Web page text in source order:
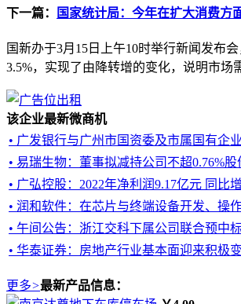
下一篇： 国家统计局：今年在扩大消费方
国新办于3月15日上午10时举行新闻发布
3.5%，实现了由降转增的变化，说明市场
该企业最新微商机
• 广发银行与广州市国资委及市属国有企
• 易瑞生物：董事拟减持公司不超0.76%股
• ​广弘控股：2022年净利润9.17亿元 同比
• 润和软件：在芯片与终端设备开发、操
• 午间公告：浙江交科下属公司联合预中
• 华泰证券：房地产行业基本面迎来积极
更多>最新产品信息：